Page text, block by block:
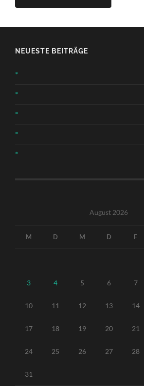
NEUESTE BEITRÄGE
*
*
*
*
*
August 2026
M D M D F
3 4 5 6 7
10 11 12 13 14
17 18 19 20 21
24 25 26 27 28
31